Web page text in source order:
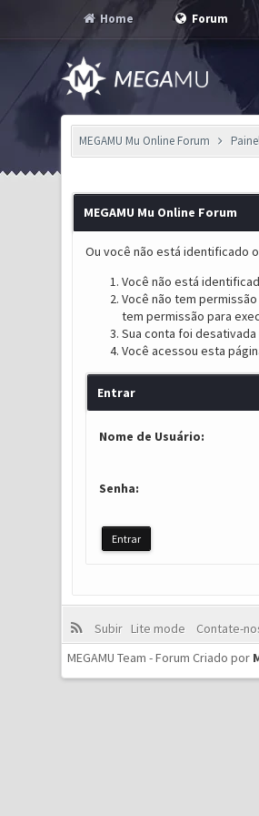
Home Forum
MEGAMU Mu Online Forum
MEGAMU Mu Online Forum
Ou você não está identificado
Você não está
Você não tem
tem permissão para
Sua conta foi
Você acessou esta
Entrar
Nome de Usuário:
Senha:
Subir Lite mode
Contate-
MEGAMU Team - Forum Criado por